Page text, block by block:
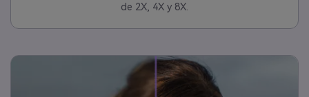
de 2X, 4X y 8X.